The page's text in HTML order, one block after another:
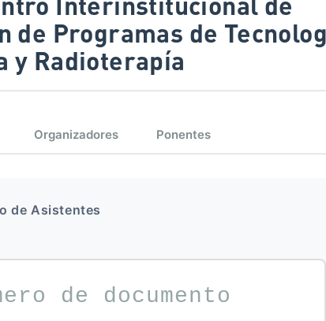
Programas de
y Radioterapía
Organizadores Ponentes
de Asistentes